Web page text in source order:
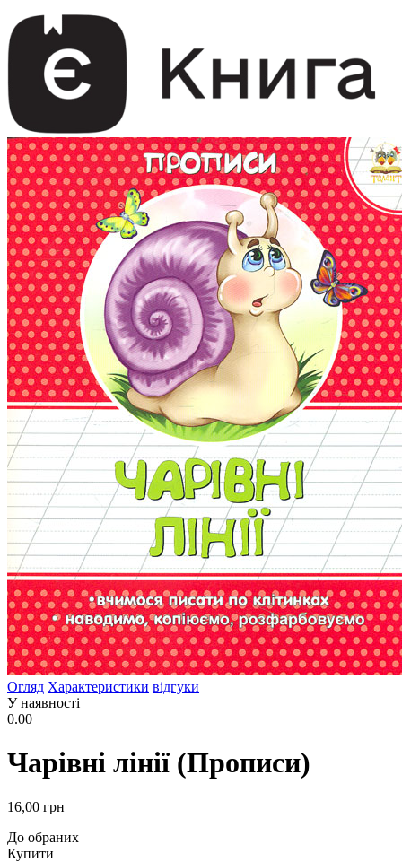
Огляд Характеристики відгуки
У наявності
0.00
Чарівні лінії (Прописи)
16,00 грн
До обраних
Купити